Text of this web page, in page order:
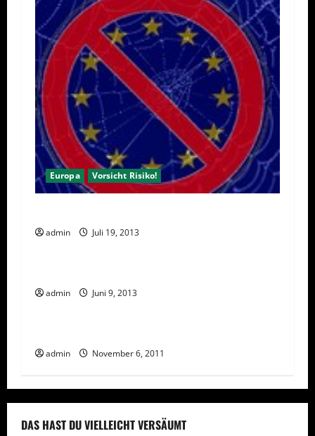
Europa Vorsicht Risiko!
admin Juli 19, 2013
Deutschland Vorsicht Risiko!
admin Juni 9, 2013
Rechtliches Vorsicht Risiko!
admin November 6, 2011
DAS HAST DU VIELLEICHT VERSÄUMT